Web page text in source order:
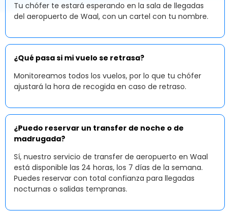
Tu chófer te estará esperando en la sala de llegadas
del aeropuerto de Waal, con un cartel con tu nombre.
¿Qué pasa si mi vuelo se retrasa?
Monitoreamos todos los vuelos, por lo que tu chófer
ajustará la hora de recogida en caso de retraso.
¿Puedo reservar un transfer de noche o de
madrugada?
Sí, nuestro servicio de transfer de aeropuerto en Waal
está disponible las 24 horas, los 7 días de la semana.
Puedes reservar con total confianza para llegadas
nocturnas o salidas tempranas.